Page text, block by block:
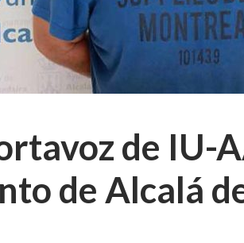
de IU-
de Alcalá